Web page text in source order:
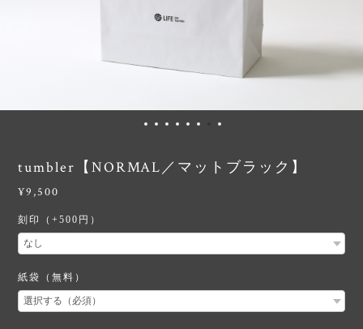
tumbler【NORMAL／マットブラック】
¥9,500
刻印（+500円）
紙袋（無料）